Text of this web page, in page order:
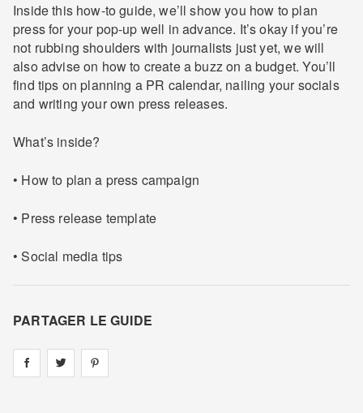
Inside this how-to guide, we’ll show you how to plan
press for your pop-up well in advance. It’s okay if you’re
not rubbing shoulders with journalists just yet, we will
also advise on how to create a buzz on a budget. You’ll
find tips on planning a PR calendar, nailing your socials
and writing your own press releases.
What’s inside?
• How to plan a press campaign
• Press release template
• Social media tips
PARTAGER LE GUIDE
Share on facebook
Share on